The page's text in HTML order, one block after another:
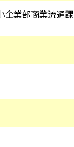
企業部商業流通課